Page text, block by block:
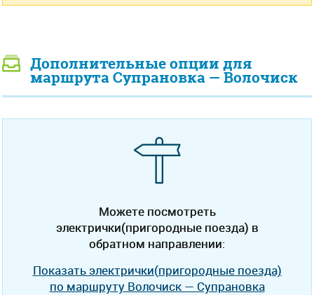
Дополнительные опции для
маршрута Супрановка — Волочиск
Можете посмотреть
электрички(пригородные поезда) в
обратном направлении:
Показать электрички(пригородные поезда)
по маршруту Волочиск — Супрановка